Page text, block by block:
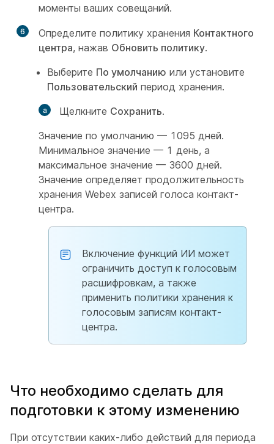
моменты ваших совещаний.
6 Определите политику хранения Контактного
центра, нажав Обновить политику.
Выберите По умолчанию или установите
Пользовательский период хранения.
Щелкните Сохранить.
Значение по умолчанию — 1095 дней.
Минимальное значение — 1 день, а
максимальное значение — 3600 дней.
Значение определяет продолжительность
хранения Webex записей голоса контакт-
центра.
Включение функций ИИ может
ограничить доступ к голосовым
расшифровкам, а также
применить политики хранения к
голосовым записям контакт-
центра.
Что необходимо сделать для
подготовки к этому изменению
При отсутствии каких-либо действий для периода